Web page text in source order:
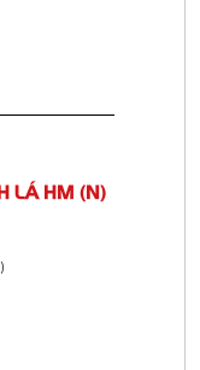
LÁ HM (N)